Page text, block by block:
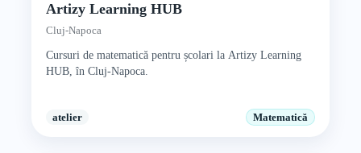
Artizy Learning HUB
Cluj-Napoca
Cursuri de matematică pentru școlari la Artizy Learning
HUB, în Cluj-Napoca.
atelier Matematică